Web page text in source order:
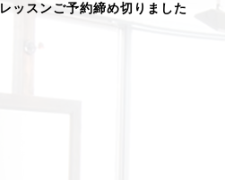
レッスンご予約締め切りました